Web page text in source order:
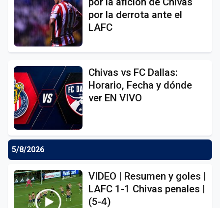
por la derrota ante el
LAFC
Chivas vs FC Dallas:
Horario, Fecha y dónde
ver EN VIVO
5/8/2026
VIDEO | Resumen y goles |
LAFC 1-1 Chivas penales |
(5-4)